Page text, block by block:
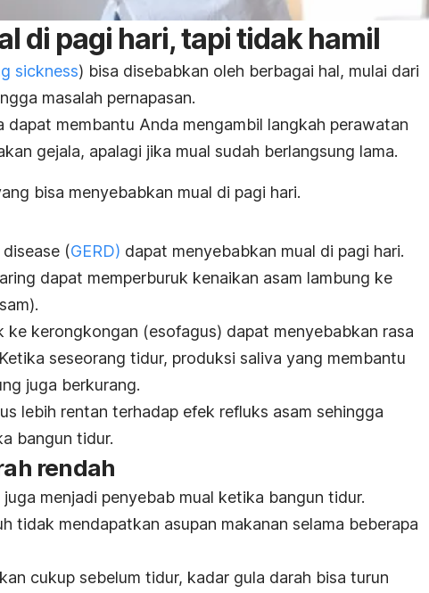
di pagi hari, tapi tidak hamil
sickness) bisa disebabkan oleh berbagai hal, mulai dari
masalah pernapasan.
dapat membantu Anda mengambil langkah perawatan
gejala, apalagi jika mual sudah berlangsung lama.
bisa menyebabkan mual di pagi hari.
(GERD) dapat menyebabkan mual di pagi hari.
dapat memperburuk kenaikan asam lambung ke
ke kerongkongan (esofagus) dapat menyebabkan rasa
Ketika seseorang tidur, produksi saliva yang membantu
juga berkurang.
lebih rentan terhadap efek refluks asam sehingga
bangun tidur.
rendah
juga menjadi penyebab mual ketika bangun tidur.
tidak mendapatkan asupan makanan selama beberapa
cukup sebelum tidur, kadar gula darah bisa turun